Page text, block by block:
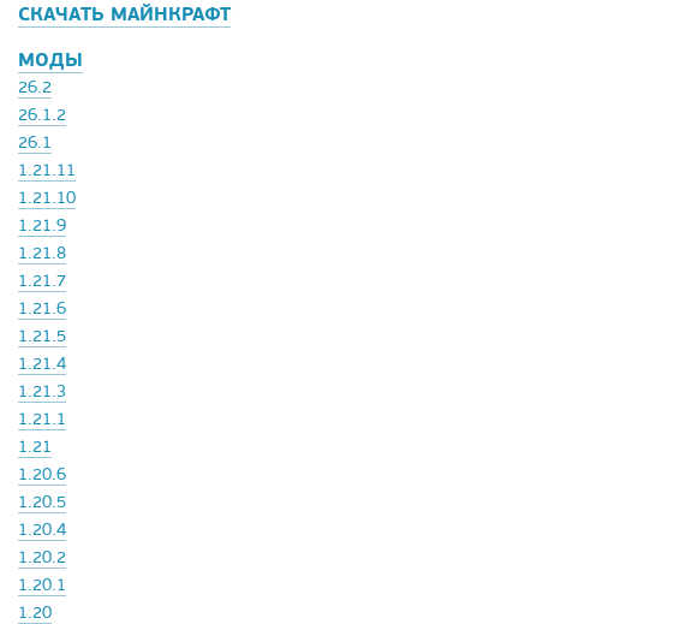
СКАЧАТЬ МАЙНКРАФТ
МОДЫ
26.2
26.1.2
26.1
1.21.11
1.21.10
1.21.9
1.21.8
1.21.7
1.21.6
1.21.5
1.21.4
1.21.3
1.21.1
1.21
1.20.6
1.20.5
1.20.4
1.20.2
1.20.1
1.20